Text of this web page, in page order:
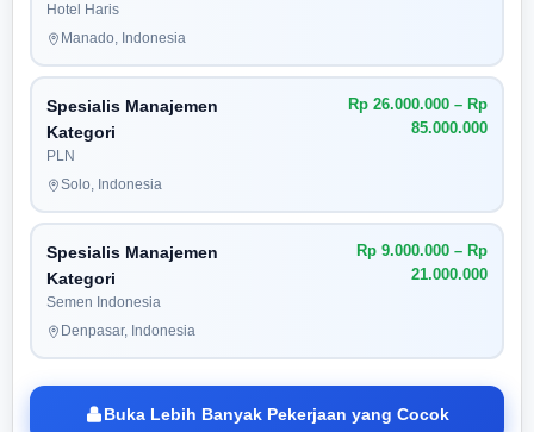
Hotel Haris
Manado, Indonesia
Spesialis Manajemen
Kategori
PLN
Rp 26.000.000 – Rp
85.000.000
Solo, Indonesia
Spesialis Manajemen
Kategori
Semen Indonesia
Rp 9.000.000 – Rp
21.000.000
Denpasar, Indonesia
Buka Lebih Banyak Pekerjaan yang Cocok